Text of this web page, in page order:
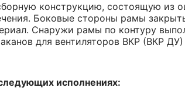
конструкцию, состоящую из
Боковые стороны рамы
Снаружи рамы по контуру
для вентиляторов ВКР (ВКР
исполнениях: